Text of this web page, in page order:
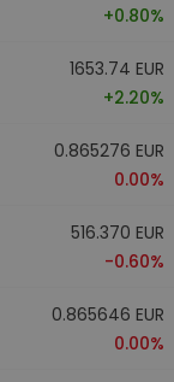
+0.80%
1653.74 EUR
+2.20%
0.865276 EUR
0.00%
516.370 EUR
-0.60%
0.865646 EUR
0.00%